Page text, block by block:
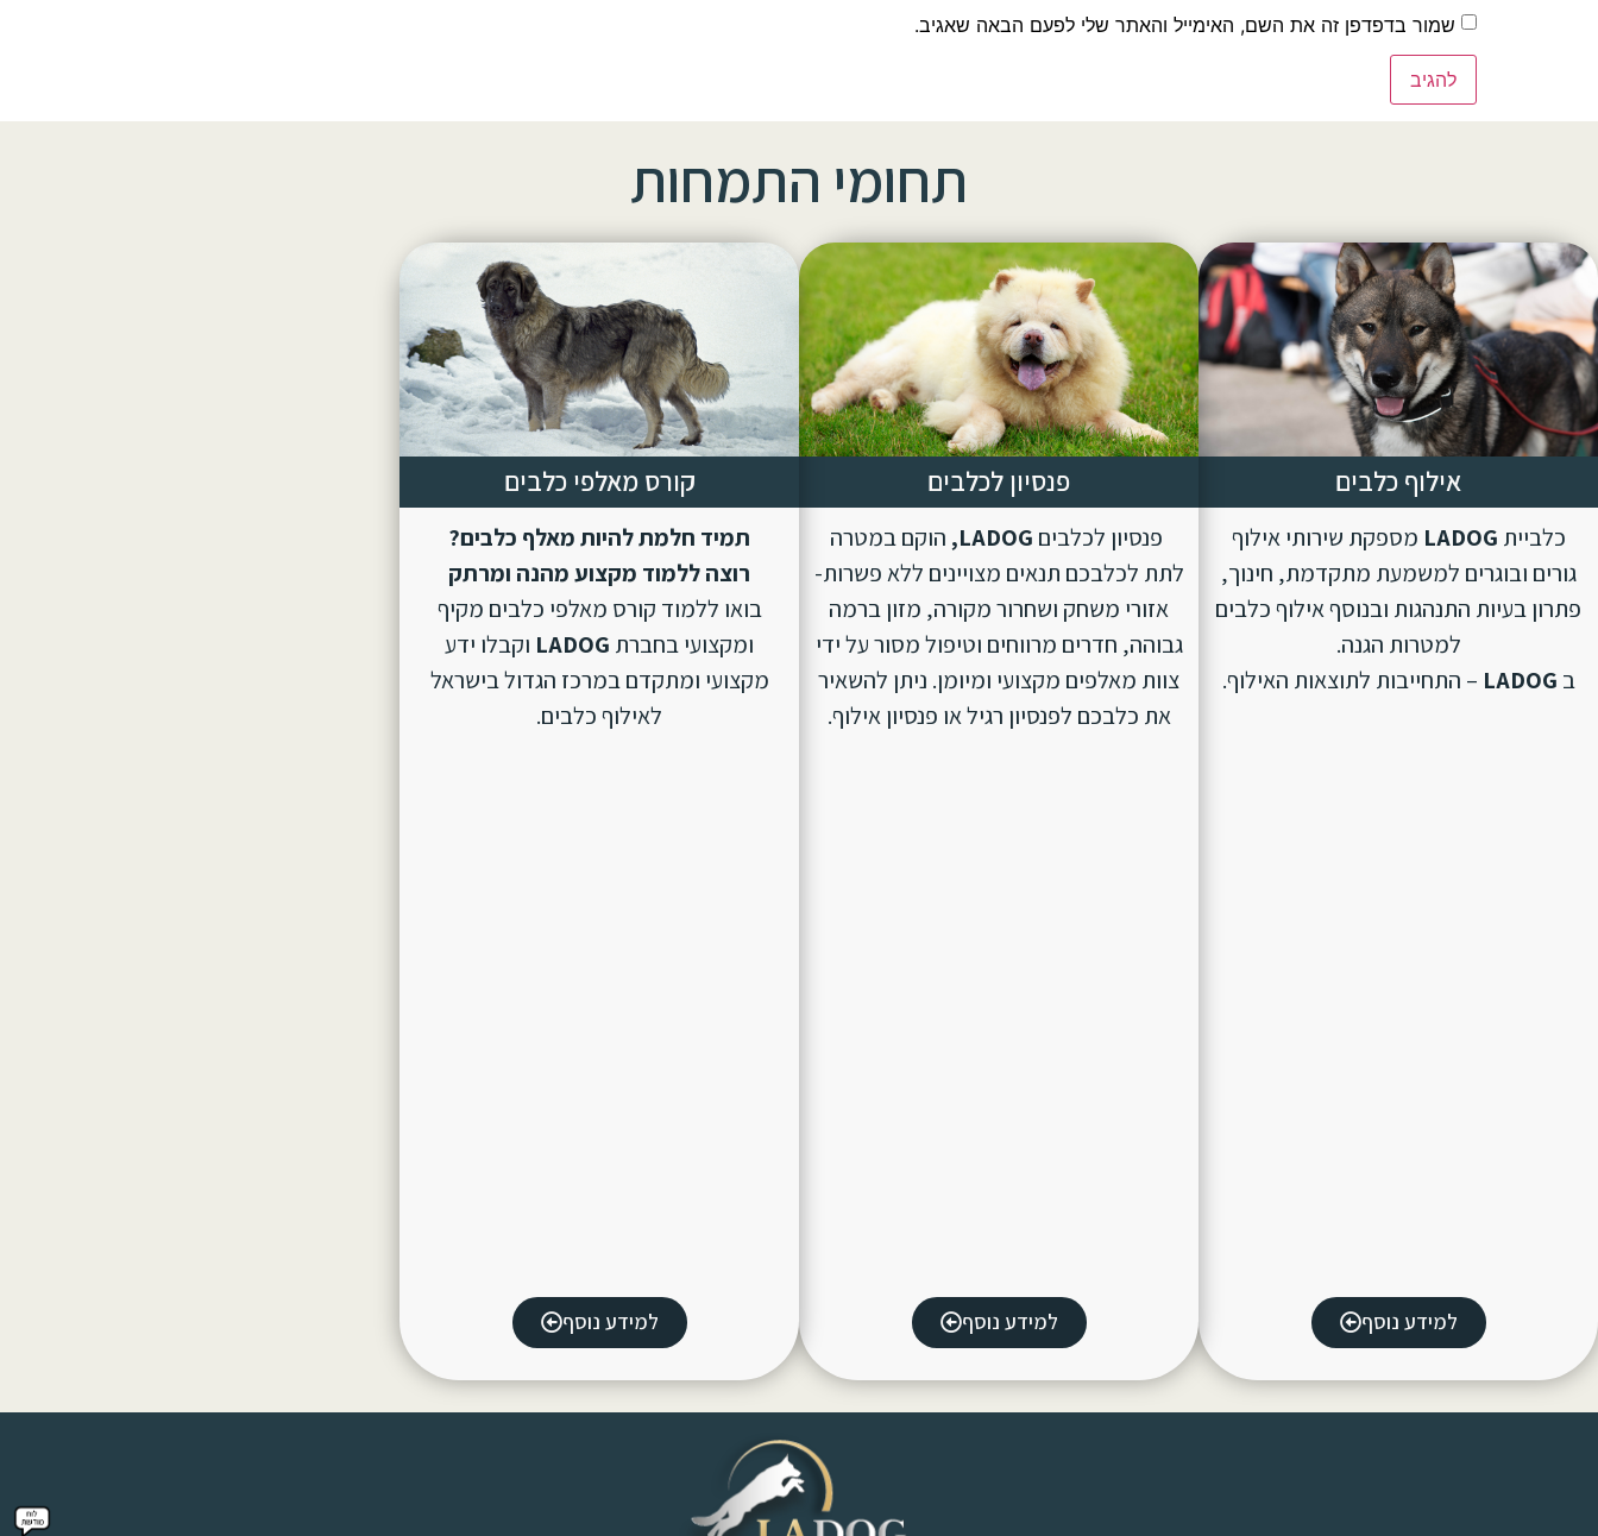
שמור בדפדפן זה את השם, האימייל והאתר שלי לפעם הבאה שאגיב.
תחומי התמחות
אילוף כלבים
כלביית LADOG מספקת שירותי אילוף
גורים ובוגרים למשמעת מתקדמת, חינוך,
פתרון בעיות התנהגות ובנוסף אילוף כלבים
למטרות הגנה.
ב LADOG – התחייבות לתוצאות האילוף.
למידע נוסף
פנסיון לכלבים
פנסיון לכלבים LADOG, הוקם במטרה
לתת לכלבכם תנאים מצויינים ללא פשרות-
אזורי משחק ושחרור מקורה, מזון ברמה
גבוהה, חדרים מרווחים וטיפול מסור על ידי
צוות מאלפים מקצועי ומיומן. ניתן להשאיר
את כלבכם לפנסיון רגיל או פנסיון אילוף.
למידע נוסף
קורס מאלפי כלבים
תמיד חלמת להיות מאלף כלבים?
רוצה ללמוד מקצוע מהנה ומרתק
בואו ללמוד קורס מאלפי כלבים מקיף
ומקצועי בחברת LADOG וקבלו ידע
מקצועי ומתקדם במרכז הגדול בישראל
לאילוף כלבים.
למידע נוסף